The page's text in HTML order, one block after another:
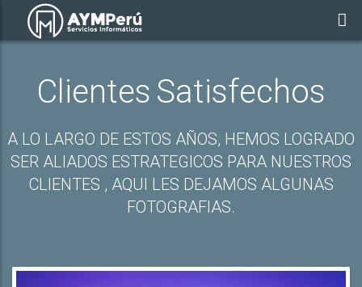
Clientes Satisfechos
A LO LARGO DE ESTOS AÑOS, HEMOS LOGRADO
SER ALIADOS ESTRATEGICOS PARA NUESTROS
CLIENTES , AQUI LES DEJAMOS ALGUNAS
FOTOGRAFIAS.